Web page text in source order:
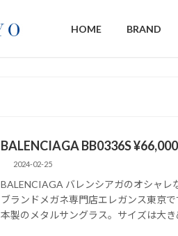
HOME BRAND
BALENCIAGA BB0336S ¥66,000
2024-02-25
BALENCIAGA バレンシアガのオシャレ
ブランドメガネ専門店エレガンス東京
本製のメタルサングラス。サイズは大